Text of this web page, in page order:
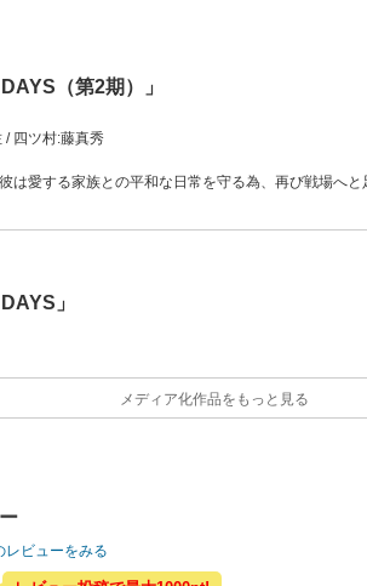
（第2期）」
/ 四ツ村:藤真秀
愛する家族との平和な日常を守る為、再び戦場へと
JCCへの潜入捜査をスタート。一方、京都任務に向
第2期、遂に開幕‼
ザイン:森山洋 / 音楽:林ゆうき
第2期）」
」
メディア化作品をもっと見る
レビューをみる